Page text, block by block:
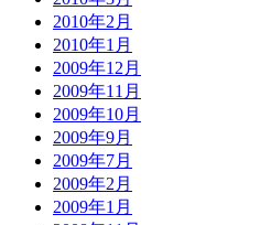
2010年2月
2010年1月
2009年12月
2009年11月
2009年10月
2009年9月
2009年7月
2009年2月
2009年1月